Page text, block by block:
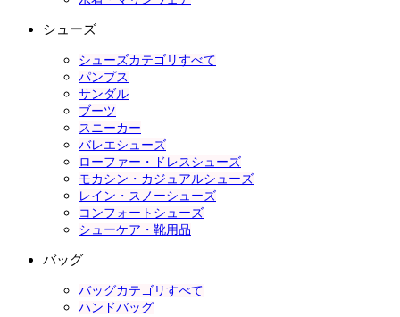
シューズ
シューズカテゴリすべて
パンプス
サンダル
ブーツ
スニーカー
バレエシューズ
ローファー・ドレスシューズ
モカシン・カジュアルシューズ
レイン・スノーシューズ
コンフォートシューズ
シューケア・靴用品
バッグ
バッグカテゴリすべて
ハンドバッグ